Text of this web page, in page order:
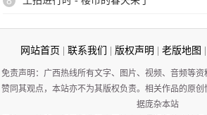
网站首页 联系我们 版权声明 老版地图
免责声明：广西热线所有文字、图片、视频、音频等
赞同其观点，本站亦不为其版权负责。相关作品的原
据庞杂本站